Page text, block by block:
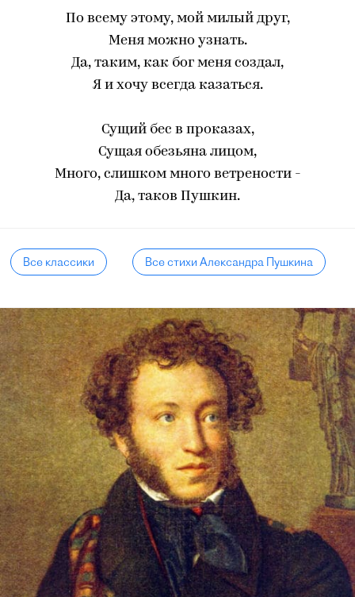
По всему этому, мой милый друг,
Меня можно узнать.
Да, таким, как бог меня создал,
Я и хочу всегда казаться.
Сущий бес в проказах,
Сущая обезьяна лицом,
Много, слишком много ветрености -
Да, таков Пушкин.
Все классики Все стихи Александра Пушкина